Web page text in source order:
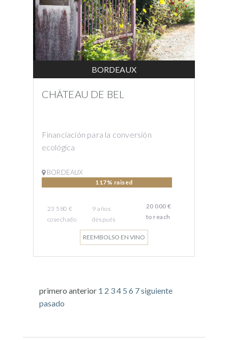
BORDEAUX
CHÂTEAU DE BEL
Financiación para la conversión
ecológica
BORDEAUX
117% raised
23 580 €
cosechado
9 años
después
20 000 €
to reach
REEMBOLSO EN VINO
primero anterior 1 2 34 5 6 7siguiente
pasado